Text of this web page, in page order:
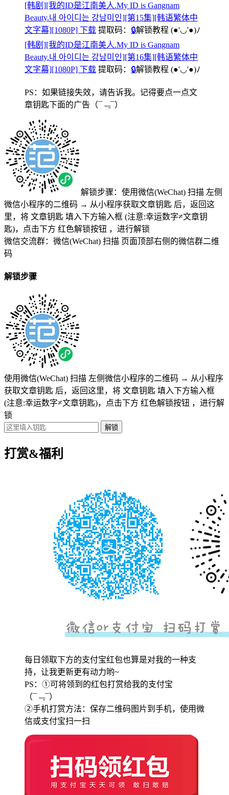
[韩剧][我的ID是江南美人.My ID is Gangnam
Beauty.내 아이디는 강남미인][第15集][韩语繁体中
文字幕][1080P] 下载 提取码： 🔒解锁教程 (●'◡'●)ﾉ
[韩剧][我的ID是江南美人.My ID is Gangnam
Beauty.내 아이디는 강남미인][第16集][韩语繁体中
文字幕][1080P] 下载 提取码： 🔒解锁教程 (●'◡'●)ﾉ
PS：如果链接失效，请告诉我。记得要点一点文
章钥匙下面的广告 （¯﹃¯）
解锁步骤：使用微信(WeChat) 扫描 左侧
微信小程序的二维码 → 从小程序获取文章钥匙 后，返回这
里，将 文章钥匙 填入下方输入框 (注意:幸运数字≠文章钥
匙)，点击下方 红色解锁按钮 ，进行解锁
微信交流群：微信(WeChat) 扫描 页面顶部右侧的微信群二维
码
解锁步骤
使用微信(WeChat) 扫描 左侧微信小程序的二维码 → 从小程序
获取文章钥匙 后，返回这里，将 文章钥匙 填入下方输入框
(注意:幸运数字≠文章钥匙)，点击下方 红色解锁按钮 ，进行解
锁
打赏&福利
每日领取下方的支付宝红包也算是对我的一种支
持，让我更新更有动力哟~
PS：①可将领到的红包打赏给我的支付宝
（¯﹃¯）
②手机打赏方法：保存二维码图片到手机，使用微
信或支付宝扫一扫